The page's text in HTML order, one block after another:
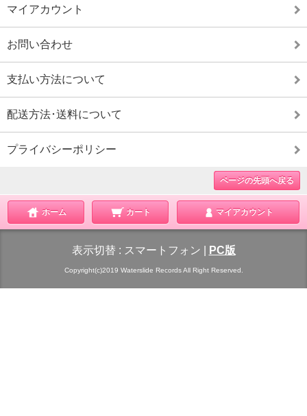
マイアカウント
お問い合わせ
支払い方法について
配送方法･送料について
プライバシーポリシー
ページの先頭へ戻る
ホーム カート マイアカウント
表示切替 : スマートフォン PC版
Copyright(c)2019 Waterslide Records All Right Reserved.